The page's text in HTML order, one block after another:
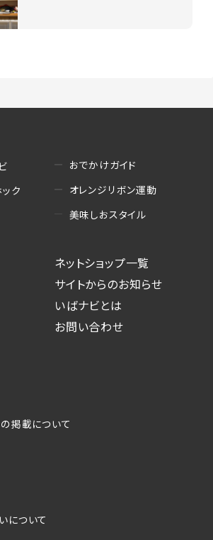
ク
おでかけガイド
オレンジリボン運動
美味しおスタイル
ネットショップ一覧
サイトからのお知らせ
いばナビとは
お問い合わせ
掲載について
について